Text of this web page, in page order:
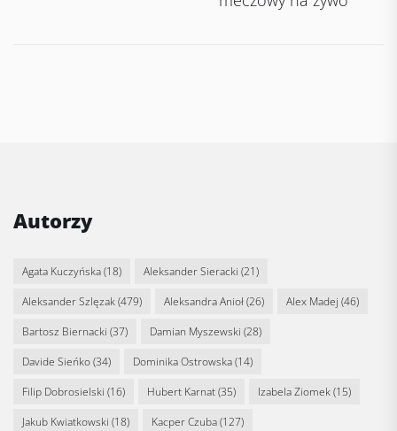
Autorzy
Agata Kuczyńska(18) Aleksander Sieracki (21)
Aleksander Szlęzak(479) Aleksandra Anioł(26) Alex Madej (46)
Bartosz Biernacki (37) Damian Myszewski (28)
Davide Sieńko(34) Dominika Ostrowska(14)
Filip Dobrosielski (16) Hubert Karnat(35) Izabela Ziomek(15)
Jakub Kwiatkowski (18) Kacper Czuba(127)